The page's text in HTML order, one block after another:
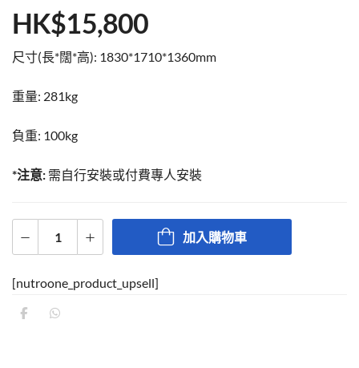
HK$15,800
尺寸(長*闊*高): 1830*1710*1360mm
重量: 281kg
負重: 100kg
*注意: 需自行安裝或付費專人安裝
加入購物車
[nutroone_product_upsell]